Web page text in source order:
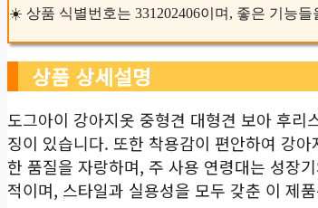
☀️ 상품 식별번호는 331202406이며, 좋은 기능
상품 상세설명
도그아이 강아지옷 중형견 대형견 보아 후
징이 있습니다. 또한 착용감이 편안하여 강
한 품질을 자랑하며, 주 사용 연령대는 성장
적이며, 스타일과 실용성을 모두 갖춘 이 제